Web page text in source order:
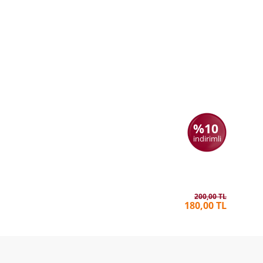
%10
indirimli
200,00 TL
180,00 TL